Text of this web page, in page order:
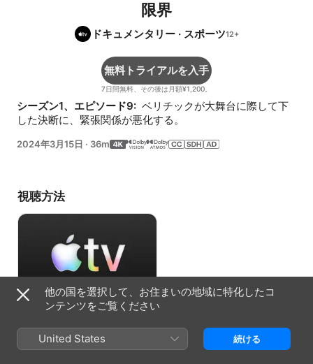
限界
ドキュメンタリー · スポーツ
7日間無料、その後は月額¥1,200。
無料トライアルを入手
シーズン1、エピソード9: ベリチックが大舞台に際して下
した決断に、緊張関係が悪化する。
2024年3月15日 · 36m
視聴方法
他の国を選択して、お住まいの地域に特化したコ
ンテンツをご覧ください
United States 続ける